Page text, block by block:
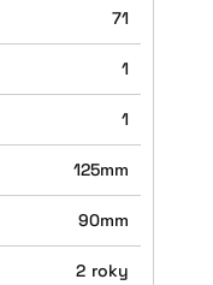
71
1
1
125mm
90mm
2 roky